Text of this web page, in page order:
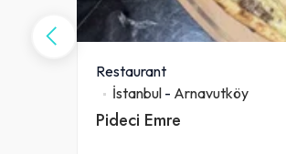
Restaurant
İstanbul - Arnavutköy
Pideci Emre